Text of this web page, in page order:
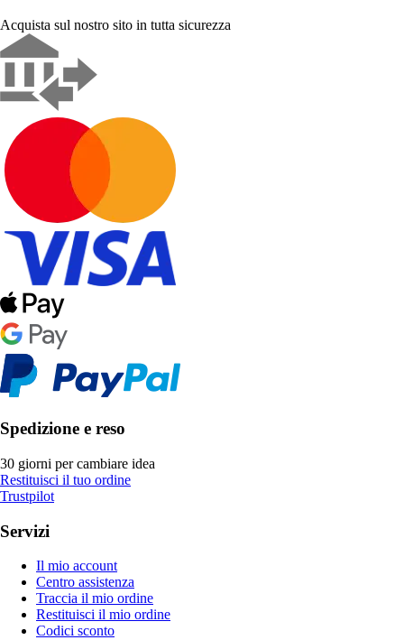
Acquista sul nostro sito in tutta sicurezza
Spedizione e reso
30 giorni per cambiare idea
Restituisci il tuo ordine
Trustpilot
Servizi
Il mio account
Centro assistenza
Traccia il mio ordine
Restituisci il mio ordine
Codici sconto